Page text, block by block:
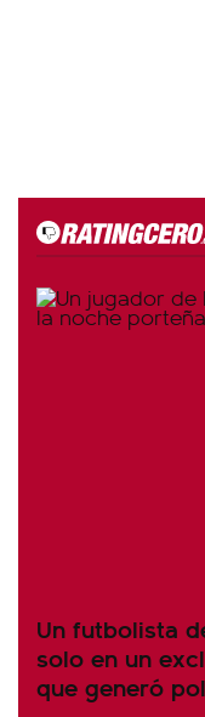
Un futbolista
solo en un
que generó